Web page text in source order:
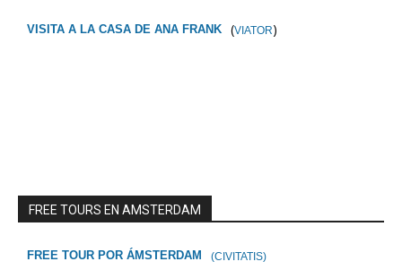
VISITA A LA CASA DE ANA FRANK (VIATOR)
FREE TOURS EN AMSTERDAM
FREE TOUR POR ÁMSTERDAM (CIVITATIS)